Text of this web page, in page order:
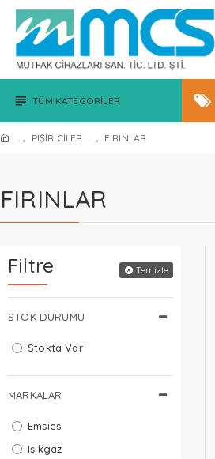
TÜM KATEGORILER
PİŞİRİCİLER FIRINLAR
FIRINLAR
Filtre Temizle
MARKALAR
Emsies
Işıkgaz
STOK DURUMU
Stokta Var